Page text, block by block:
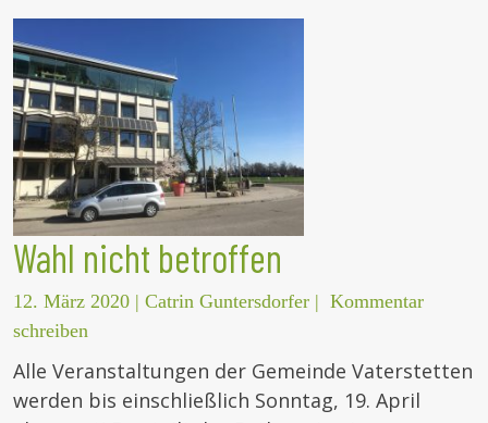
Wahl nicht betroffen
12. März 2020 | Catrin Guntersdorfer | Kommentar
schreiben
Alle Veranstaltungen der Gemeinde Vaterstetten
werden bis einschließlich Sonntag, 19. April